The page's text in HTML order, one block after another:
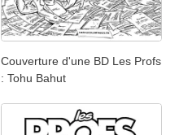
Couverture d'une BD Les Profs
: Tohu Bahut